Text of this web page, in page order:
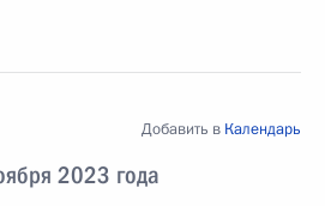
2023 года
Добавить в Календарь